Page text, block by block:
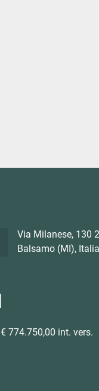
Via Milanese, 130
Balsamo (MI), Italia
774.750,00 int. vers.